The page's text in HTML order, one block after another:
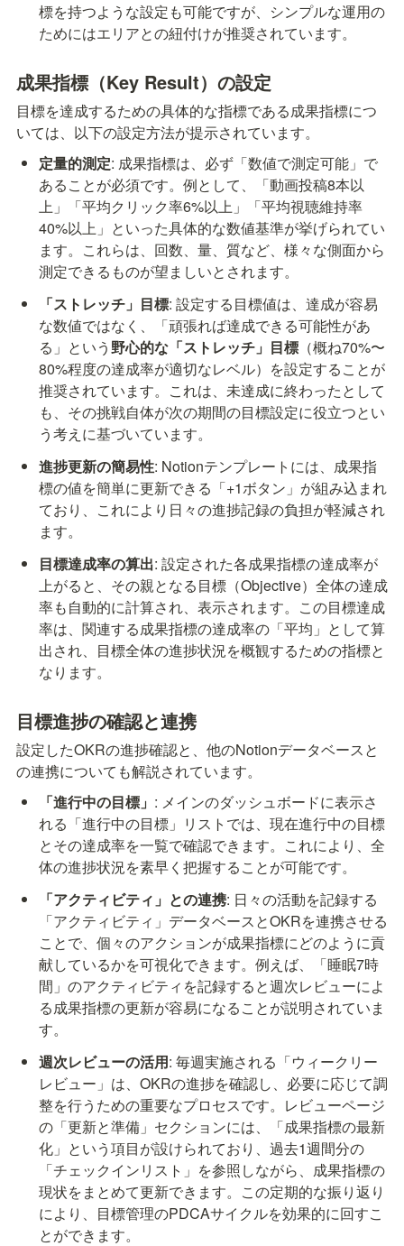
標を持つような設定も可能ですが、シンプルな運用の
ためにはエリアとの紐付けが推奨されています。
成果指標（Key Result）の設定
目標を達成するための具体的な指標である成果指標につ
いては、以下の設定方法が提示されています。
定量的測定: 成果指標は、必ず「数値で測定可能」で
あることが必須です。例として、「動画投稿8本以
上」「平均クリック率6%以上」「平均視聴維持率
40%以上」といった具体的な数値基準が挙げられてい
ます。これらは、回数、量、質など、様々な側面から
測定できるものが望ましいとされます。
「ストレッチ」目標: 設定する目標値は、達成が容易
な数値ではなく、「頑張れば達成できる可能性があ
る」という野心的な「ストレッチ」目標 （概ね70%〜
80%程度の達成率が適切なレベル）を設定することが
推奨されています。これは、未達成に終わったとして
も、その挑戦自体が次の期間の目標設定に役立つとい
う考えに基づいています。
進捗更新の簡易性: Notionテンプレートには、成果指
標の値を簡単に更新できる「+1ボタン」が組み込まれ
ており、これにより日々の進捗記録の負担が軽減され
ます。
目標達成率の算出: 設定された各成果指標の達成率が
上がると、その親となる目標（Objective）全体の達成
率も自動的に計算され、表示されます。この目標達成
率は、関連する成果指標の達成率の「平均」として算
出され、目標全体の進捗状況を概観するための指標と
なります。
目標進捗の確認と連携
設定したOKRの進捗確認と、他のNotionデータベースと
の連携についても解説されています。
「進行中の目標」 : メインのダッシュボードに表示さ
れる「進行中の目標」リストでは、現在進行中の目標
とその達成率を一覧で確認できます。これにより、全
体の進捗状況を素早く把握することが可能です。
「アクティビティ」との連携: 日々の活動を記録する
「アクティビティ」データベースとOKRを連携させる
ことで、個々のアクションが成果指標にどのように貢
献しているかを可視化できます。例えば、「睡眠7時
間」のアクティビティを記録すると週次レビューによ
る成果指標の更新が容易になることが説明されていま
す。
週次レビューの活用: 毎週実施される「ウィークリー
レビュー」は、OKRの進捗を確認し、必要に応じて調
整を行うための重要なプロセスです。レビューページ
の「更新と準備」セクションには、「成果指標の最新
化」という項目が設けられており、過去1週間分の
「チェックインリスト」を参照しながら、成果指標の
現状をまとめて更新できます。この定期的な振り返り
により、目標管理のPDCAサイクルを効果的に回すこ
とができます。